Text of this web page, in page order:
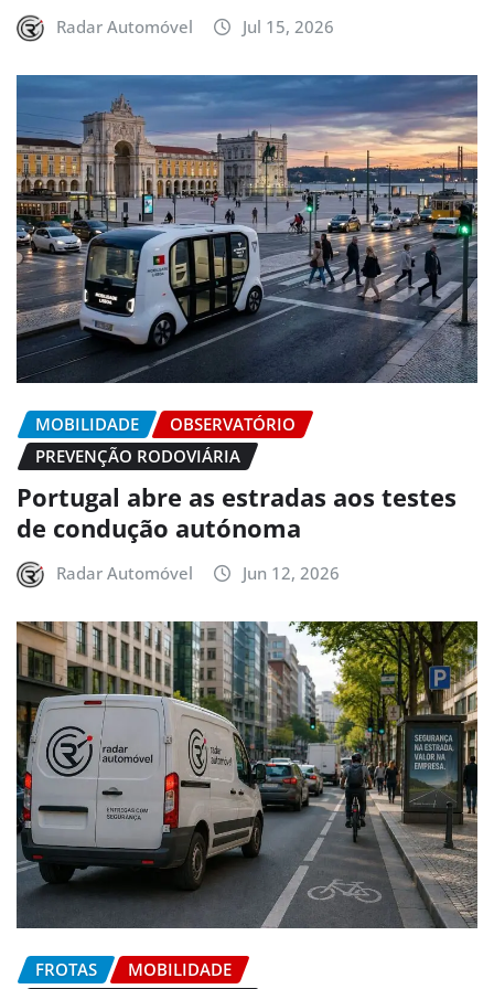
Radar Automóvel Jul 15, 2026
MOBILIDADE
OBSERVATÓRIO
PREVENÇÃO RODOVIÁRIA
Portugal abre as estradas aos testes
de condução autónoma
Radar Automóvel Jun 12, 2026
FROTAS
MOBILIDADE